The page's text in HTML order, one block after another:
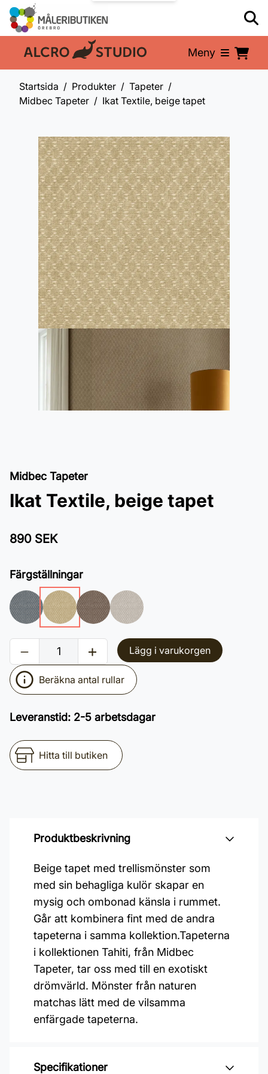
En del av: Meny
Startsida Produkter
Tapeter
Midbec Tapeter
Ikat Textile, beige tapet
Midbec Tapeter
Ikat Textile, beige tapet
890 SEK
Färgställningar
Lägg i varukorgen
Beräkna antal rullar
Leveranstid: 2-5 arbetsdagar
Hitta till butiken
Produktbeskrivning
Beige tapet med trellismönster som
med sin behagliga kulör skapar en
mysig och ombonad känsla i rummet.
Går att kombinera fint med de andra
tapeterna i samma kollektion.Tapeterna
i kollektionen Tahiti, från Midbec
Tapeter, tar oss med till en exotiskt
drömvärld. Mönster från naturen
matchas lätt med de vilsamma
enfärgade tapeterna.
Specifikationer